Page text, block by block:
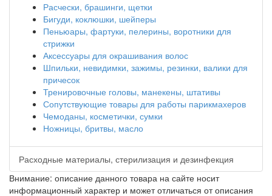
Расчески, брашинги, щетки
Бигуди, коклюшки, шейперы
Пеньюары, фартуки, пелерины, воротники для
стрижки
Аксессуары для окрашивания волос
Шпильки, невидимки, зажимы, резинки, валики для
причесок
Тренировочные головы, манекены, штативы
Сопутствующие товары для работы парикмахеров
Чемоданы, косметички, сумки
Ножницы, бритвы, масло
Расходные материалы, стерилизация и дезинфекция
Внимание: описание данного товара на сайте носит
информационный характер и может отличаться от описания